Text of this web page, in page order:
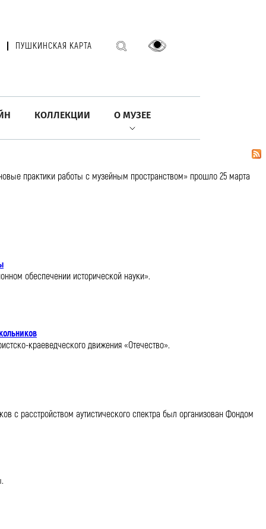
ПУШКИНСКАЯ КАРТА
КОЛЛЕКЦИИ О МУЗЕЕ
практики работы с музейным пространством» прошло 25 марта
обеспечении исторической науки».
краеведческого движения «Отечество».
с расстройством аутистического спектра был организован Фондом